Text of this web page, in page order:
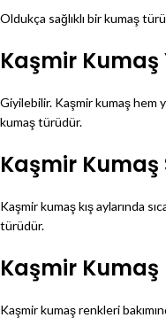
Oldukça sağlıklı bir kumaş
Kaşmir Kumaş
Giyilebilir. Kaşmir kumaş hem
kumaş türüdür.
Kaşmir Kumaş
Kaşmir kumaş kış aylarında
türüdür.
Kaşmir Kumaş
Kaşmir kumaş renkleri